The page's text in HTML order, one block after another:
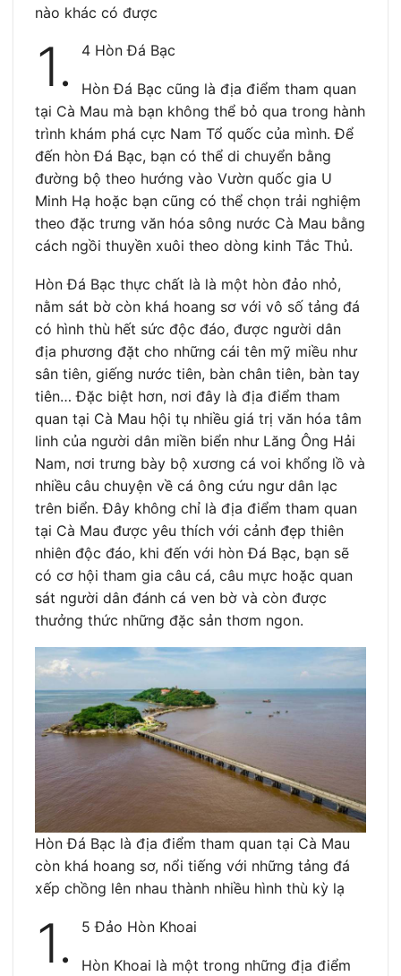
nào khác có được
1. 4 Hòn Đá Bạc
Hòn Đá Bạc cũng là địa điểm tham quan
tại Cà Mau mà bạn không thể bỏ qua trong hành
trình khám phá cực Nam Tổ quốc của mình. Để
đến hòn Đá Bạc, bạn có thể di chuyển bằng
đường bộ theo hướng vào Vườn quốc gia U
Minh Hạ hoặc bạn cũng có thể chọn trải nghiệm
theo đặc trưng văn hóa sông nước Cà Mau bằng
cách ngồi thuyền xuôi theo dòng kinh Tắc Thủ.
Hòn Đá Bạc thực chất là là một hòn đảo nhỏ,
nằm sát bờ còn khá hoang sơ với vô số tảng đá
có hình thù hết sức độc đáo, được người dân
địa phương đặt cho những cái tên mỹ miều như
sân tiên, giếng nước tiên, bàn chân tiên, bàn tay
tiên… Đặc biệt hơn, nơi đây là địa điểm tham
quan tại Cà Mau hội tụ nhiều giá trị văn hóa tâm
linh của người dân miền biển như Lăng Ông Hải
Nam, nơi trưng bày bộ xương cá voi khổng lồ và
nhiều câu chuyện về cá ông cứu ngư dân lạc
trên biển. Đây không chỉ là địa điểm tham quan
tại Cà Mau được yêu thích với cảnh đẹp thiên
nhiên độc đáo, khi đến với hòn Đá Bạc, bạn sẽ
có cơ hội tham gia câu cá, câu mực hoặc quan
sát người dân đánh cá ven bờ và còn được
thưởng thức những đặc sản thơm ngon.
Hòn Đá Bạc là địa điểm tham quan tại Cà Mau
còn khá hoang sơ, nổi tiếng với những tảng đá
xếp chồng lên nhau thành nhiều hình thù kỳ lạ
1. 5 Đảo Hòn Khoai
Hòn Khoai là một trong những địa điểm